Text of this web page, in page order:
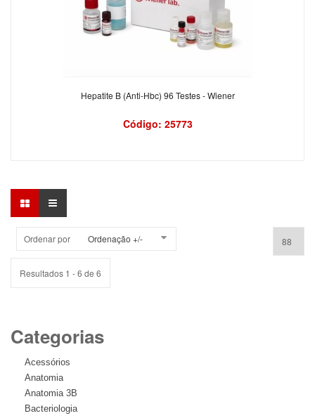
Hepatite B (Anti-Hbc) 96 Testes - Wiener
Código: 25773
Ordenar por Ordenação +/-
Resultados 1 - 6 de 6
Categorias
Acessórios
Anatomia
Anatomia 3B
Bacteriologia